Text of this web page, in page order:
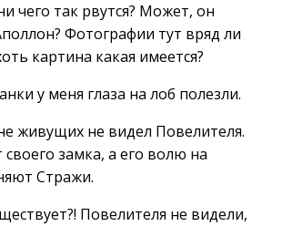
чего так рвутся? Может, он
Фотографии тут вряд ли
картина какая имеется?
у меня глаза на лоб полезли.
живущих не видел Повелителя.
замка, а его волю на
Стражи.
Повелителя не видели,